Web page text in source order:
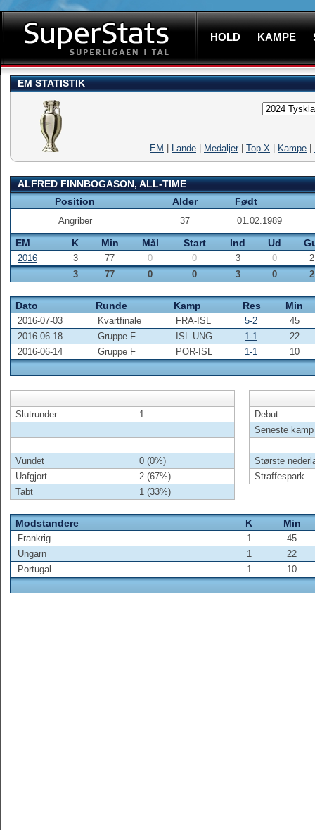
HOLD KAMPE
EM STATISTIK
EM Lande Medaljer Top X Kampe
ALFRED FINNBOGASON, ALL-TIME
Position
Alder Født
Angriber 37 01.02.1989
EM K Min Mål Start Ind Ud
2016 3 77 0 0 3 0
2
3
77 0 0 3 0 2
Dato Runde Kamp Res Min
2016-07-03 Kvartfinale FRA-ISL 5-2
45
2016-06-18
Gruppe F ISL-UNG 1-1
22
2016-06-14
Gruppe F POR-ISL 1-1 10
Slutrunder 1
Vundet
0 (0%)
Uafgjort
2 (67%)
Tabt
1 (33%)
Debut
Seneste kamp
Største
Straffespark
Modstandere K Min
Frankrig 1
45
Ungarn
1
22
Portugal
1 10